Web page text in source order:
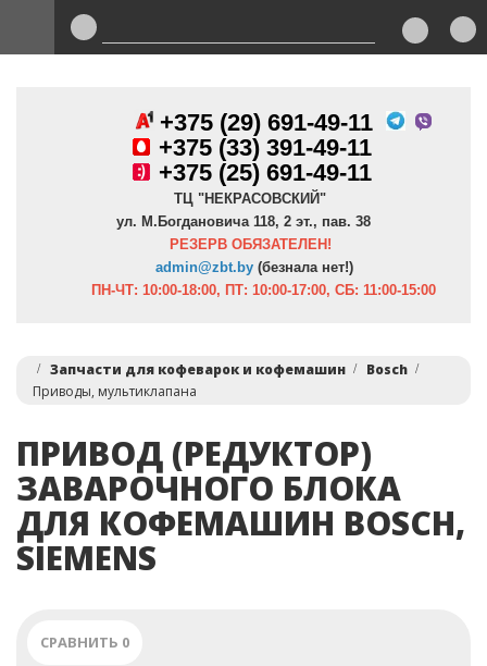
+375 (29) 691-49-11
+375 (33) 391-49-11
+375 (25) 691-49-11
ТЦ "НЕКРАСОВСКИЙ"
ул. М.Богдановича 118, 2 эт., пав. 38
РЕЗЕРВ ОБЯЗАТЕЛЕН!
admin@zbt.by (безнала нет!)
ПН-ЧТ: 10:00-18:00, ПТ: 10:00-17:00, СБ: 11:00-15:00
Запчасти для кофеварок и кофемашин
Bosch
Приводы, мультиклапана
ПРИВОД (РЕДУКТОР)
ЗАВАРОЧНОГО БЛОКА
ДЛЯ КОФЕМАШИН BOSCH,
SIEMENS
СРАВНИТЬ 0